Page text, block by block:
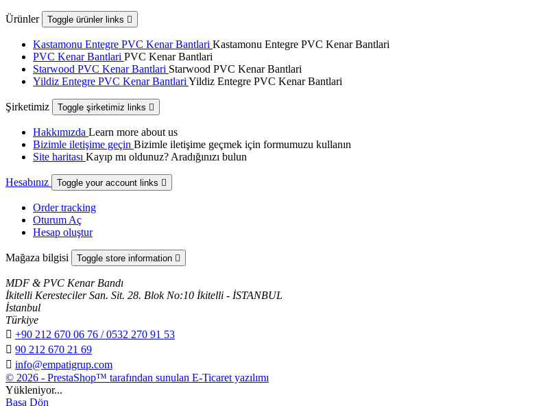
Ürünler Toggle ürünler links 
Kastamonu Entegre PVC Kenar Bantlari Kastamonu Entegre PVC Kenar Bantlari
PVC Kenar Bantlari PVC Kenar Bantlari
Starwood PVC Kenar Bantlari Starwood PVC Kenar Bantlari
Yildiz Entegre PVC Kenar Bantlari Yildiz Entegre PVC Kenar Bantlari
Şirketimiz Toggle şirketimiz links 
Hakkımızda Learn more about us
Bizimle iletişime geçin Bizimle iletişime geçmek için formumuzu kullanın
Site haritası Kayıp mı oldunuz? Aradığınızı bulun
Hesabınız Toggle your account links 
Order tracking
Oturum Aç
Hesap oluştur
Mağaza bilgisi Toggle store information 
MDF & PVC Kenar Bandı
İkitelli Keresteciler San. Sit. 28. Blok No:10 İkitelli - İSTANBUL
İstanbul
Türkiye
 +90 212 670 06 76 / 0532 270 91 53
 90 212 670 21 69
 info@empatigrup.com
© 2026 - PrestaShop™ tarafından sunulan E-Ticaret yazılımı
Yükleniyor...
Başa Dön